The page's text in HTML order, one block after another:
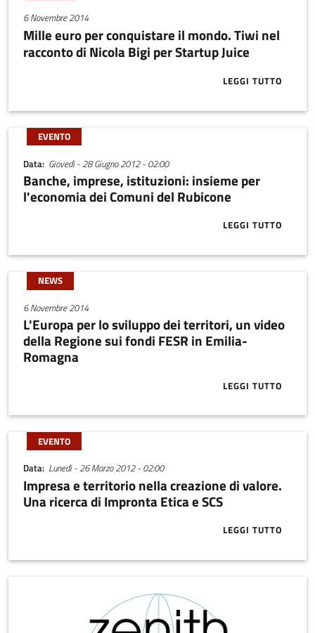
6 Novembre 2014
Mille euro per conquistare il mondo. Tiwi nel
racconto di Nicola Bigi per Startup Juice
LEGGI TUTTO
ABOUT
EVENTO
Data Giovedì - 28 Giugno 2012 - 02:00
Banche, imprese, istituzioni: insieme per
l'economia dei Comuni del Rubicone
LEGGI TUTTO
ABOUT
NEWS
6 Novembre 2014
L'Europa per lo sviluppo dei territori, un video
della Regione sui fondi FESR in Emilia-
Romagna
LEGGI TUTTO
ABOUT
EVENTO
Data Lunedì - 26 Marzo 2012 - 02:00
Impresa e territorio nella creazione di valore.
Una ricerca di Impronta Etica e SCS
LEGGI TUTTO
ABOUT